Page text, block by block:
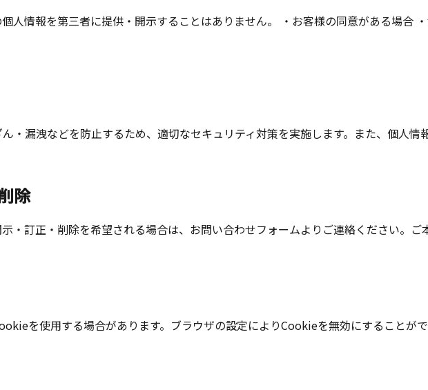
人情報を第三者に提供・開示することはありません。 ・お客様の同意がある場合
・漏洩などを防止するため、適切なセキュリティ対策を実施します。また、個人
除
・訂正・削除を希望される場合は、お問い合わせフォームよりご連絡ください。
を使用する場合があります。ブラウザの設定によりCookieを無効にすることが